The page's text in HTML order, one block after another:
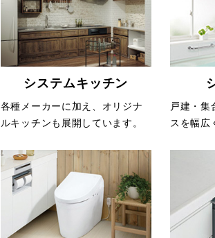
システムキッチン
各種メーカーに加え、オリジナ
ルキッチンも展開しています。
戸建・集
スを幅広